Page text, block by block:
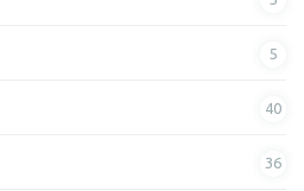
5
40
36